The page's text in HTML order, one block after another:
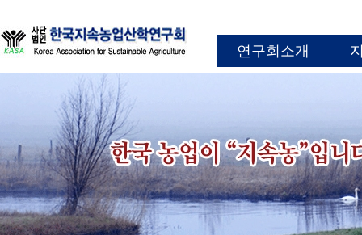
연구회소개